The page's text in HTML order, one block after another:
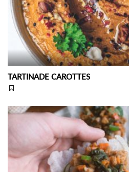
TARTINADE CAROTTES